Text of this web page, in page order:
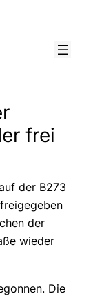
frei
der B273
der
wieder
Die